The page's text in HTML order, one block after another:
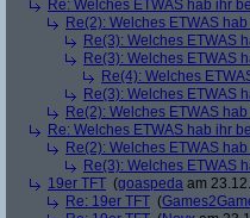
Re: Welches ETWAS hab ihr
Re(2): Welches ETWAS
Re(3): Welches ETWAS
Re(3): Welches ETWAS
Re(4): Welches
Re(3): Welches ETWAS
Re(2): Welches ETWAS
Re: Welches ETWAS hab ihr
Re(2): Welches ETWAS
Re(3): Welches ETWAS
19er TFT (goaspeda am
Re: 19er TFT (